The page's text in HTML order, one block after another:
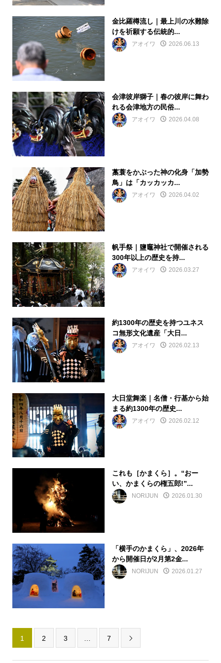
金比羅樽流し｜最上川の水難除
けを祈願する伝統的...
アオイワ 2026.06.13
会津彼岸獅子｜春の彼岸に舞わ
れる会津地方の民俗...
アオイワ 2026.04.08
藁蓑をかぶった神の化身「加勢
鳥」は「カッカッカ...
アオイワ 2026.04.02
帆手祭｜鹽竈神社で開催される
300年以上の歴史を持...
アオイワ 2026.03.27
約1300年の歴史を持つユネス
コ無形文化遺産「大日...
アオイワ 2026.02.13
大日堂舞楽｜名僧・行基から始
まる約1300年の歴史...
アオイワ 2026.02.12
これも［かまくら］。“おー
い、かまくらの権五郎!”...
NORIJUN 2026.01.30
「横手のかまくら」、2026年
から開催日が2月第2金...
NORIJUN 2026.01.27
1 2 3 7 